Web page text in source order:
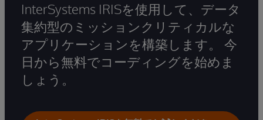
InterSystems IRISを使用して、データ
集約型のミッションクリティカルな
アプリケーションを構築します。 今
日から無料でコーディングを始めま
しょう。